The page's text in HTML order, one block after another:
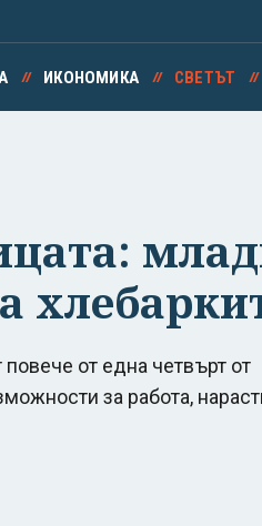
ИКОНОМИКА СВЕТЪТ
от една четвърт от
за работа,